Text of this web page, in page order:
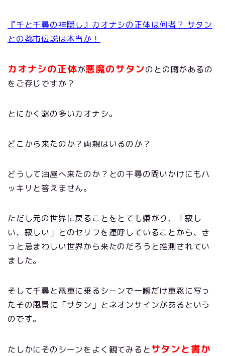
『千と千尋の神隠し』カオナシの正体は何者？ サタン
との都市伝説は本当か！
カオナシの正体が悪魔のサタンのとの噂があるの
をご存じですか？
とにかく謎の多いカオナシ。
どこから来たのか？両親はいるのか？
どうして油屋へ来たのか？との千尋の問いかけにもハ
ッキリと答えません。
ただし元の世界に戻ることをとても嫌がり、「寂し
い、寂しい」とのセリフを連呼していることから、き
っと忌まわしい世界から来たのだろうと推測されてい
ました。
そして千尋と電車に乗るシーンで一瞬だけ車窓に写っ
たその風景に「サタン」とネオンサインがあるという
のです。
たしかにそのシーンをよく観てみるとサタンと書か